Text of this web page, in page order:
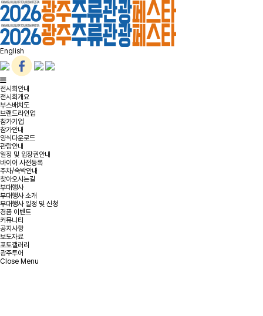
English
전시회안내
전시회개요
부스배치도
브랜드라인업
참가기업
참가안내
양식다운로드
관람안내
일정 및 입장권안내
바이어 사전등록
주차/숙박안내
찾아오시는길
부대행사
부대행사 소개
부대행사 일정 및 신청
경품 이벤트
커뮤니티
공지사항
보도자료
포토갤러리
광주투어
Close Menu